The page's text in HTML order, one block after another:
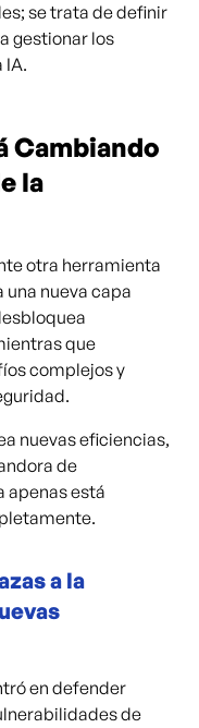
se trata de definir
gestionar los
IA.
Cambiando
la
otra herramienta
nueva capa
que
complejos y
nuevas eficiencias,
de
apenas está
a la
en defender
de